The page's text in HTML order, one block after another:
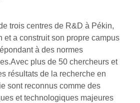
trois centres de R&D à Pékin,
et a construit son propre campus
à des normes
plus de 50 chercheurs et
résultats de la recherche en
sont reconnus comme des
et technologiques majeures